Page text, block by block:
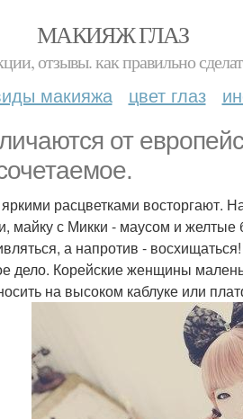
МАКИЯЖ ГЛАЗ
отзывы. как правильно
макияжа цвет глаз
от
расцветками восторгают.
майку с Микки - маусом и
а напротив -
дело. Корейские женщины
на высоком каблуке или